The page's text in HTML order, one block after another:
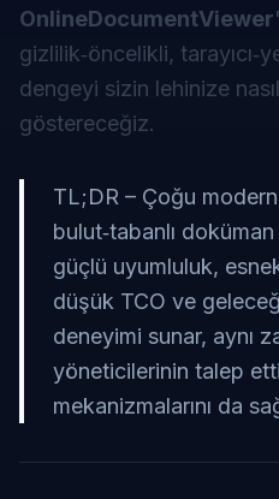
OnlineDocumentViewer
gizlilik‑öncelikli,
dengeyi sizin lehinize
göstereceğiz.
TL;DR – Çoğu
bulut‑tabanlı
güçlü uyumluluk,
düşük TCO ve
deneyimi sunar, aynı
yöneticilerinin talep
mekanizmalarını da